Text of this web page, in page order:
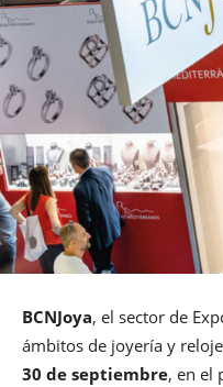
BCNJoya, el sector de
ámbitos de joyería y
30 de septiembre, en el